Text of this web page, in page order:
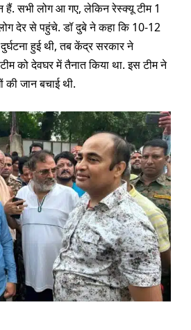
हैं. सभी लोग आ गए, लेकिन रेस्क्यू टीम 1
देर से पहुंचे. डॉ दुबे ने कहा कि 10-12
हुई थी, तब केंद्र सरकार ने
को देवघर में तैनात किया था. इस टीम ने
की जान बचाई थी.